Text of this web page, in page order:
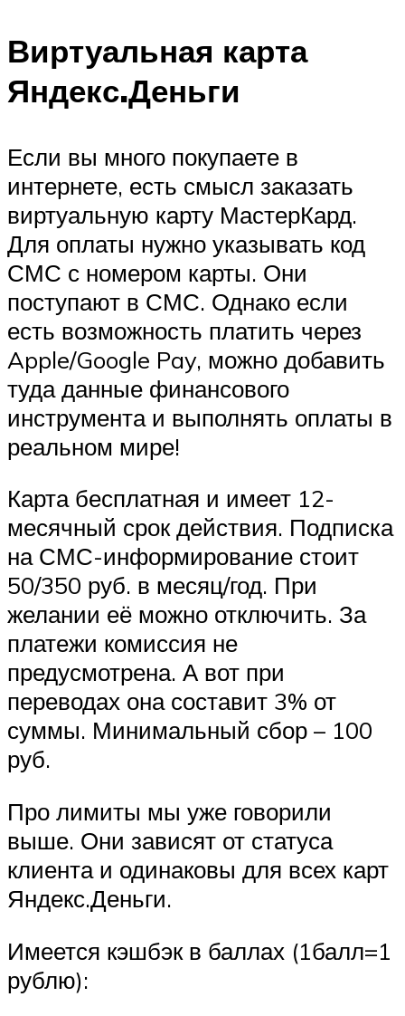
Виртуальная карта
Яндекс.Деньги
Если вы много покупаете в
интернете, есть смысл заказать
виртуальную карту МастерКард.
Для оплаты нужно указывать код
СМС с номером карты. Они
поступают в СМС. Однако если
есть возможность платить через
Apple/Google Pay, можно добавить
туда данные финансового
инструмента и выполнять оплаты в
реальном мире!
Карта бесплатная и имеет 12-
месячный срок действия. Подписка
на СМС-информирование стоит
50/350 руб. в месяц/год. При
желании её можно отключить. За
платежи комиссия не
предусмотрена. А вот при
переводах она составит 3% от
суммы. Минимальный сбор – 100
руб.
Про лимиты мы уже говорили
выше. Они зависят от статуса
клиента и одинаковы для всех карт
Яндекс.Деньги.
Имеется кэшбэк в баллах (1балл=1
рублю):